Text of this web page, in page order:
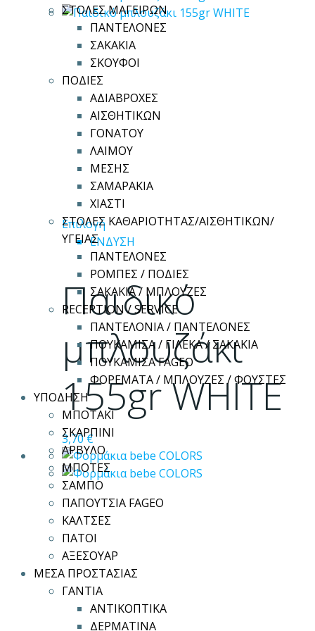
ΣΤΟΛΕΣ ΜΑΓΕΙΡΩΝ
ΠΑΝΤΕΛΟΝΕΣ
ΣΑΚΑΚΙΑ
ΣΚΟΥΦΟΙ
ΠΟΔΙΕΣ
ΑΔΙΑΒΡΟΧΕΣ
ΑΙΣΘΗΤΙΚΩΝ
ΓΟΝΑΤΟΥ
ΛΑΙΜΟΥ
ΜΕΣΗΣ
ΣΑΜΑΡΑΚΙΑ
ΧΙΑΣΤΙ
ΣΤΟΛΕΣ ΚΑΘΑΡΙΟΤΗΤΑΣ/ΑΙΣΘΗΤΙΚΩΝ/
ΥΓΕΙΑΣ
ΠΑΝΤΕΛΟΝΕΣ
ΡΟΜΠΕΣ / ΠΟΔΙΕΣ
ΣΑΚΑΚΙΑ / ΜΠΛΟΥΖΕΣ
RECEPTION / SERVICE
ΠΑΝΤΕΛΟΝΙΑ / ΠΑΝΤΕΛΟΝΕΣ
ΠΟΥΚΑΜΙΣΑ / ΓΙΛΕΚΑ / ΣΑΚΑΚΙΑ
ΠΟΥΚΑΜΙΣΑ FAGEO
ΦΟΡΕΜΑΤΑ / ΜΠΛΟΥΖΕΣ / ΦΟΥΣΤΕΣ
ΥΠΟΔΗΣΗ
ΜΠΟΤΑΚΙ
ΣΚΑΡΠΙΝΙ
ΑΡΒΥΛΟ
ΜΠΟΤΕΣ
ΣΑΜΠΟ
ΠΑΠΟΥΤΣΙΑ FAGEO
ΚΑΛΤΣΕΣ
ΠΑΤΟΙ
ΑΞΕΣΟΥΑΡ
ΜΕΣΑ ΠΡΟΣΤΑΣΙΑΣ
ΓΑΝΤΙΑ
ΑΝΤΙΚΟΠΤΙΚΑ
ΔΕΡΜΑΤΙΝΑ
Επιλογή Αυτό
το
προϊόν
έχει
πολλαπλές
παραλλαγές.
Οι
επιλογές
μπορούν
να
επιλεγούν
στη
σελίδα
του
προϊόντος
ΕΝΔΥΣΗ
Παιδικό
μπλουζάκι
155gr WHITE
3,70€